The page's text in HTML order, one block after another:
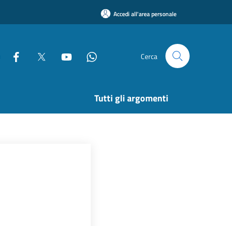
Accedi all'area personale
Cerca
Tutti gli argomenti